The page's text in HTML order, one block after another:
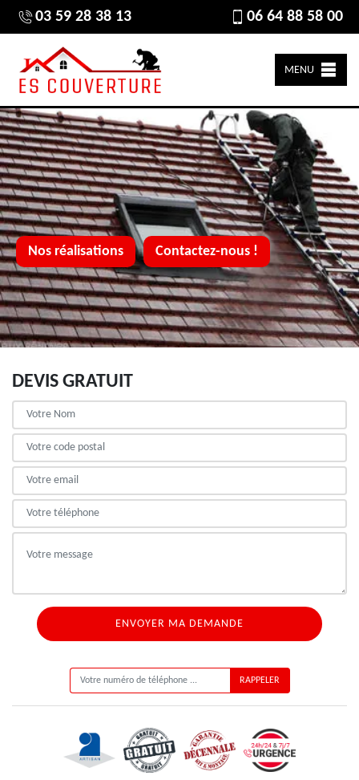
03 59 28 38 13 06 64 88 58 00
MENU
Nos réalisations Contactez-nous !
DEVIS GRATUIT